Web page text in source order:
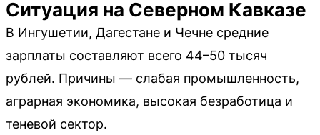
Ситуация на Северном Кавказе
В Ингушетии, Дагестане и Чечне средние
зарплаты составляют всего 44–50 тысяч
рублей. Причины — слабая промышленность,
аграрная экономика, высокая безработица и
теневой сектор.